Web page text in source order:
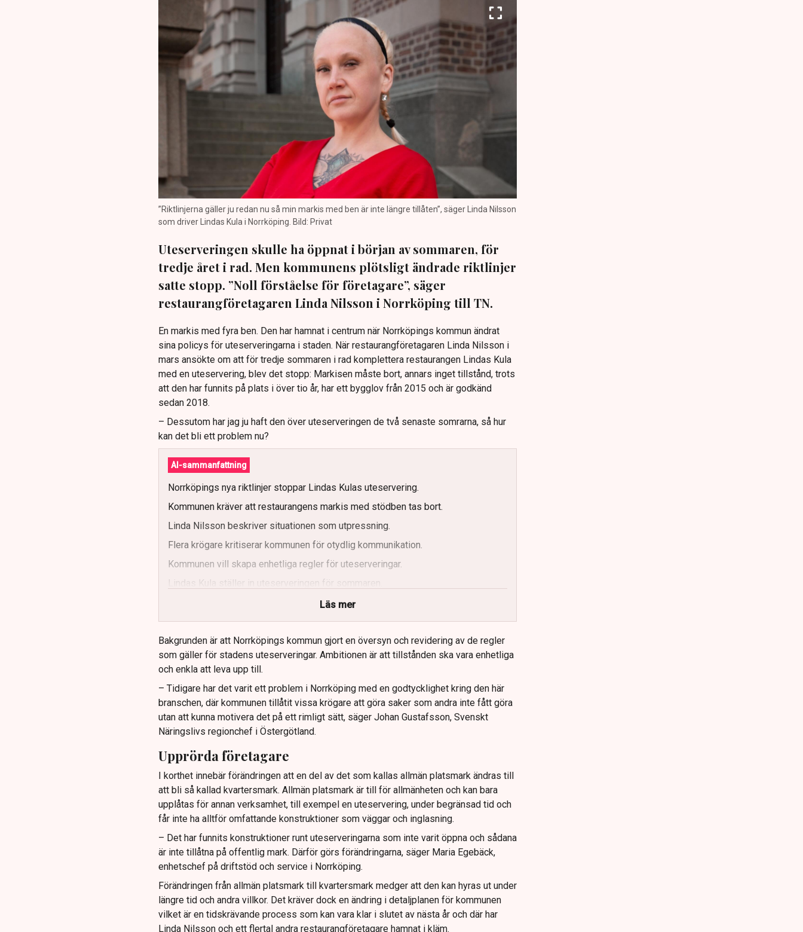
”Riktlinjerna gäller ju redan nu så min markis med ben är inte längre tillåten”, säger Linda Nilsson
som driver Lindas Kula i Norrköping. Bild: Privat
Uteserveringen skulle ha öppnat i början av sommaren, för
tredje året i rad. Men kommunens plötsligt ändrade riktlinjer
satte stopp. ”Noll förståelse för företagare”, säger
restaurangföretagaren Linda Nilsson i Norrköping till TN.
En markis med fyra ben. Den har hamnat i centrum när Norrköpings kommun ändrat
sina policys för uteserveringarna i staden. När restaurangföretagaren Linda Nilsson i
mars ansökte om att för tredje sommaren i rad komplettera restaurangen Lindas Kula
med en uteservering, blev det stopp: Markisen måste bort, annars inget tillstånd, trots
att den har funnits på plats i över tio år, har ett bygglov från 2015 och är godkänd
sedan 2018.
– Dessutom har jag ju haft den över uteserveringen de två senaste somrarna, så hur
kan det bli ett problem nu?
AI-sammanfattning
Norrköpings nya riktlinjer stoppar Lindas Kulas uteservering.
Kommunen kräver att restaurangens markis med stödben tas bort.
Linda Nilsson beskriver situationen som utpressning.
Flera krögare kritiserar kommunen för otydlig kommunikation.
Kommunen vill skapa enhetliga regler för uteserveringar.
Lindas Kula ställer in uteserveringen för sommaren.
Läs mer
Bakgrunden är att Norrköpings kommun gjort en översyn och revidering av de regler
som gäller för stadens uteserveringar. Ambitionen är att tillstånden ska vara enhetliga
och enkla att leva upp till.
– Tidigare har det varit ett problem i Norrköping med en godtycklighet kring den här
branschen, där kommunen tillåtit vissa krögare att göra saker som andra inte fått göra
utan att kunna motivera det på ett rimligt sätt, säger Johan Gustafsson, Svenskt
Näringslivs regionchef i Östergötland.
Upprörda företagare
I korthet innebär förändringen att en del av det som kallas allmän platsmark ändras till
att bli så kallad kvartersmark. Allmän platsmark är till för allmänheten och kan bara
upplåtas för annan verksamhet, till exempel en uteservering, under begränsad tid och
får inte ha alltför omfattande konstruktioner som väggar och inglasning.
– Det har funnits konstruktioner runt uteserveringarna som inte varit öppna och sådana
är inte tillåtna på offentlig mark. Därför görs förändringarna, säger Maria Egebäck,
enhetschef på driftstöd och service i Norrköping.
Förändringen från allmän platsmark till kvartersmark medger att den kan hyras ut under
längre tid och andra villkor. Det kräver dock en ändring i detaljplanen för kommunen
vilket är en tidskrävande process som kan vara klar i slutet av nästa år och där har
Linda Nilsson och ett flertal andra restaurangföretagare hamnat i kläm.